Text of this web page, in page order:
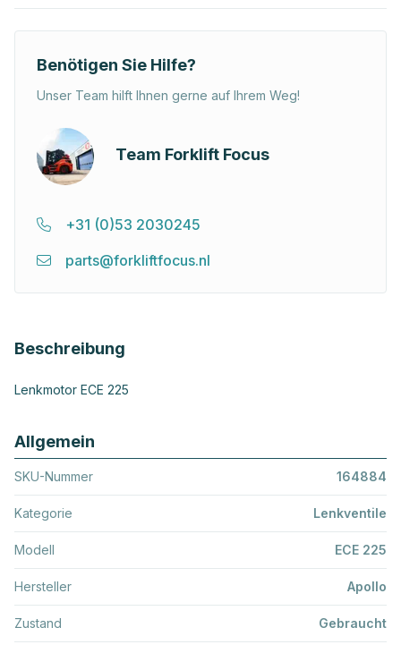
Benötigen Sie Hilfe?
Unser Team hilft Ihnen gerne auf Ihrem Weg!
Team Forklift Focus
+31 (0)53 2030245
parts@forkliftfocus.nl
Beschreibung
Lenkmotor ECE 225
Allgemein
SKU-Nummer 164884
Kategorie Lenkventile
Modell ECE 225
Hersteller Apollo
Zustand Gebraucht